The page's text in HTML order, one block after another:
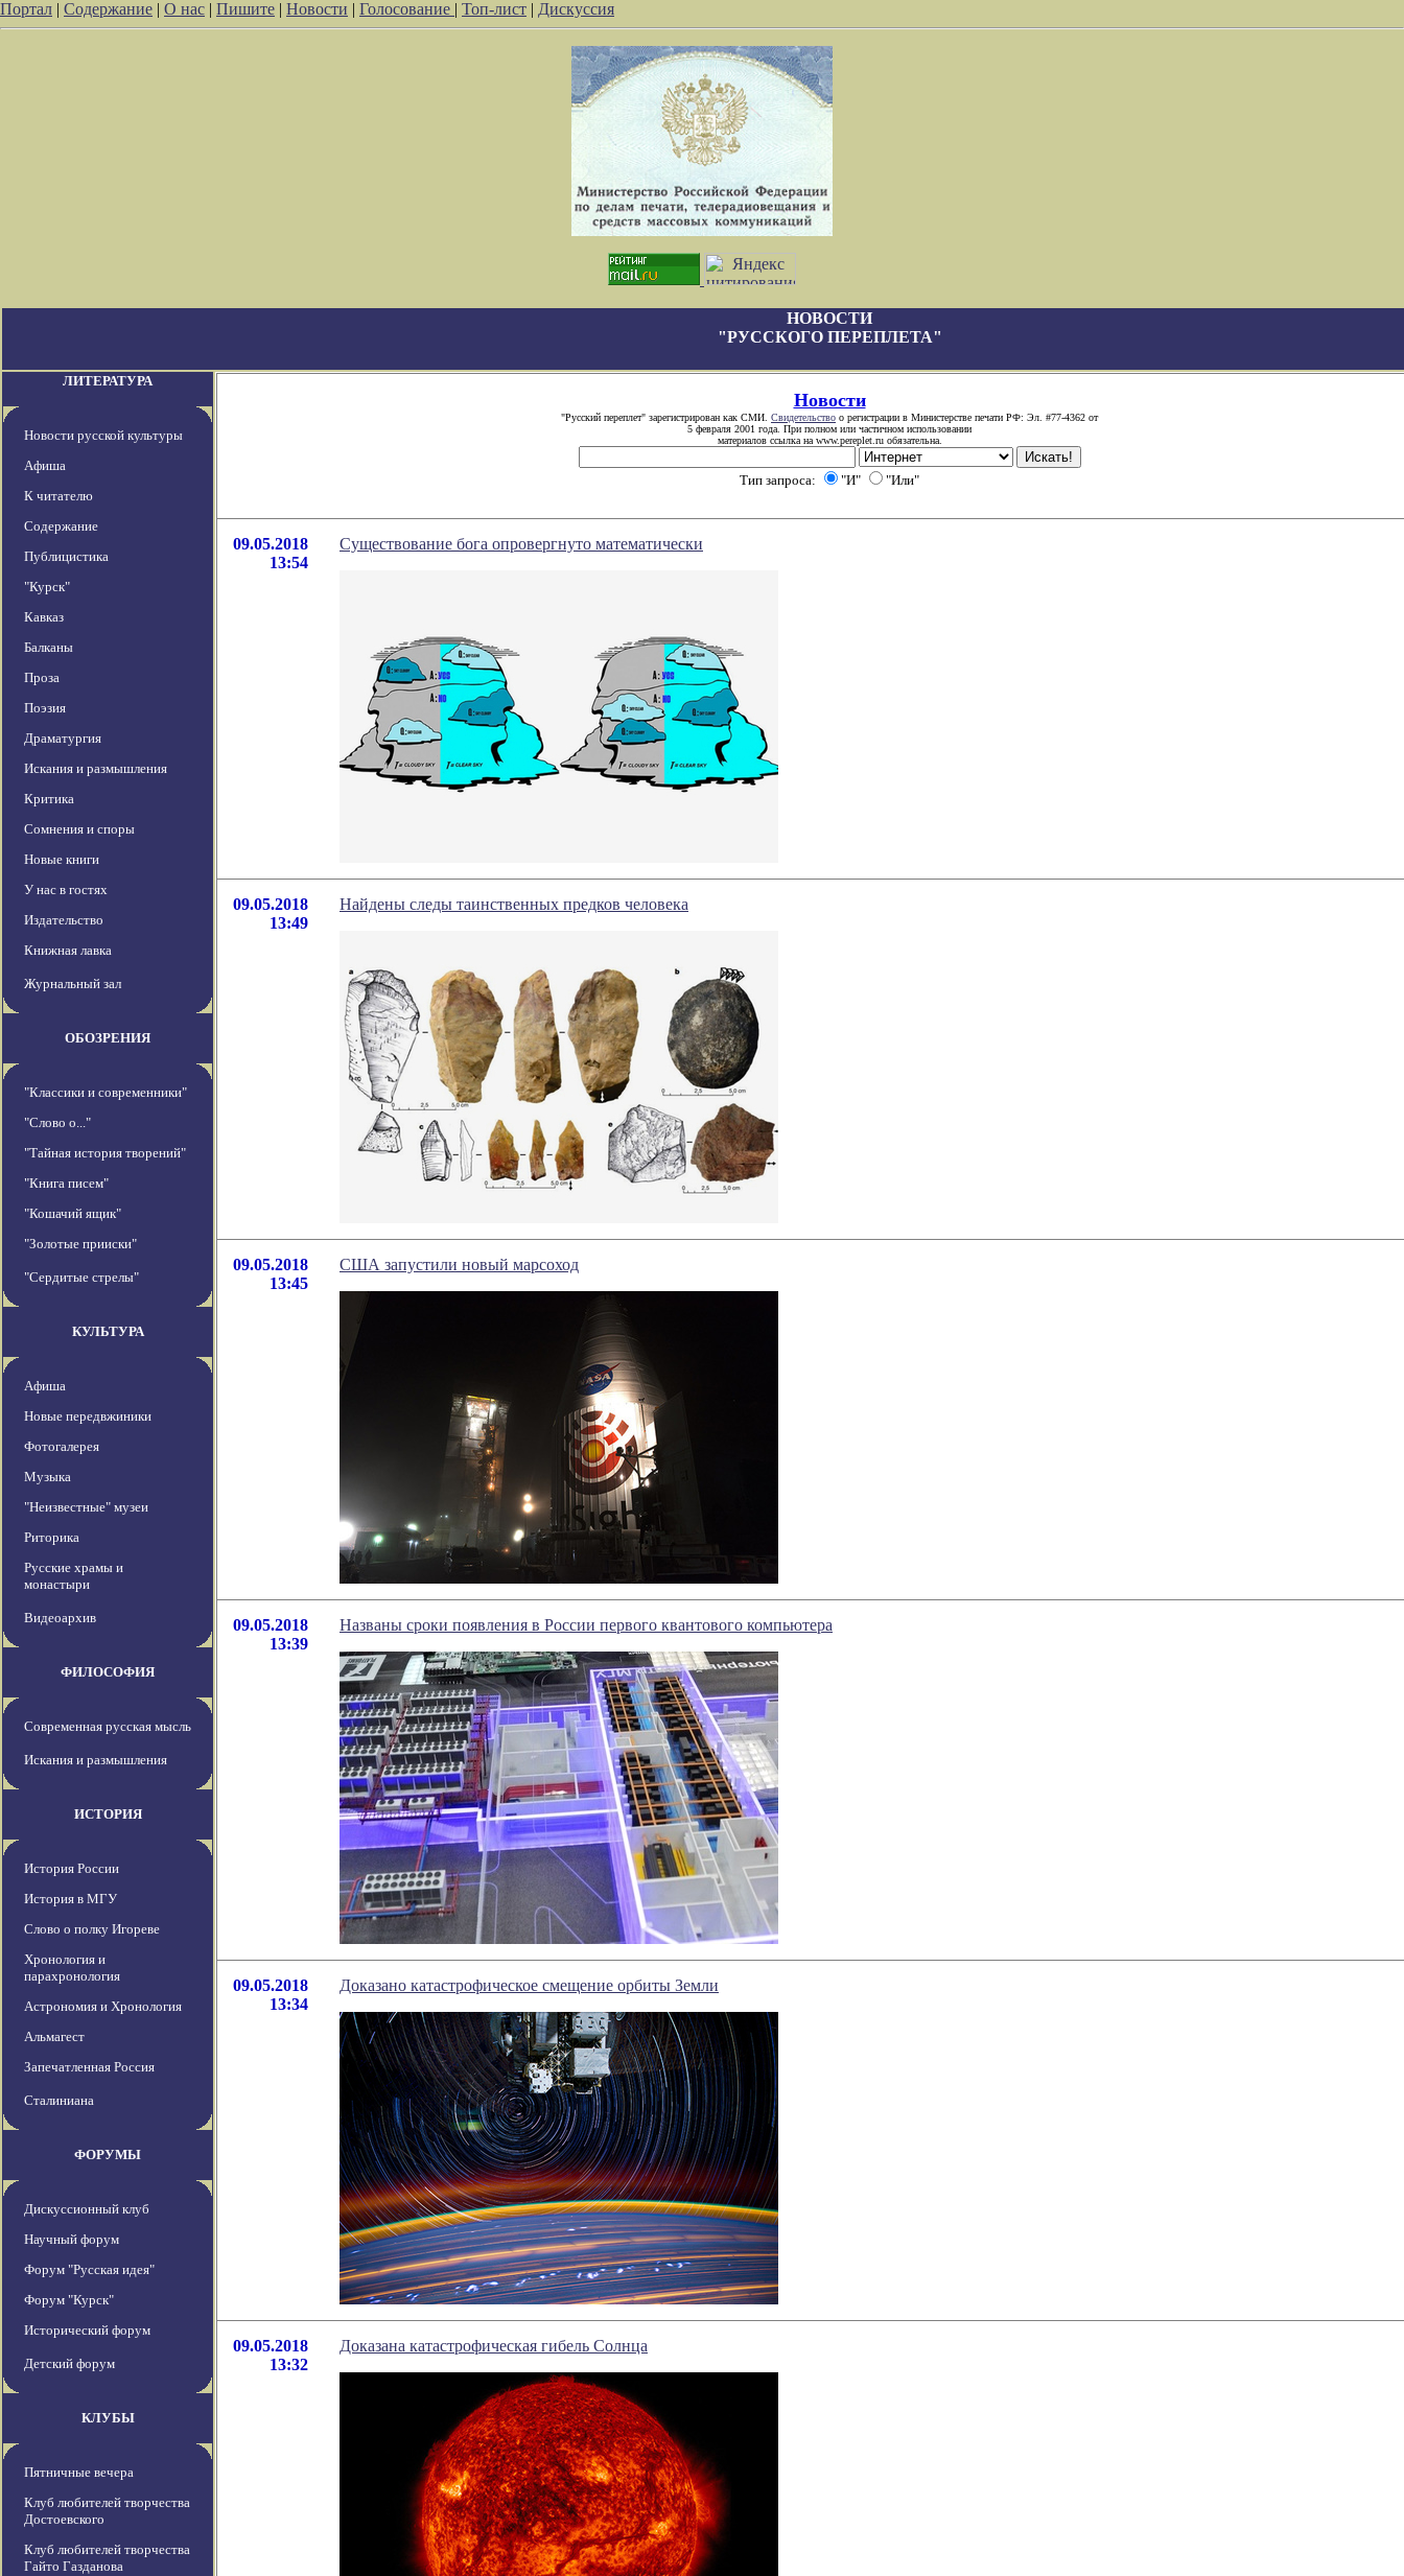
Портал | Содержание | О нас | Пишите | Новости | Голосование | Топ-лист | Дискуссия
НОВОСТИ
"РУССКОГО ПЕРЕПЛЕТА"
ЛИТЕРАТУРА
Новости русской культуры
Афиша
К читателю
Содержание
Публицистика
"Курск"
Кавказ
Балканы
Проза
Поэзия
Драматургия
Искания и размышления
Критика
Сомнения и споры
Новые книги
У нас в гостях
Издательство
Книжная лавка
Журнальный зал
ОБОЗРЕНИЯ
"Классики и современники"
"Слово о..."
"Тайная история творений"
"Книга писем"
"Кошачий ящик"
"Золотые прииски"
"Сердитые стрелы"
КУЛЬТУРА
Афиша
Новые передвжиники
Фотогалерея
Музыка
"Неизвестные" музеи
Риторика
Русские храмы и
монастыри
Видеоархив
ФИЛОСОФИЯ
Современная русская мысль
Искания и размышления
ИСТОРИЯ
История России
История в МГУ
Слово о полку Игореве
Хронология и
парахронология
Астрономия и Хронология
Альмагест
Запечатленная Россия
Сталиниана
ФОРУМЫ
Дискуссионный клуб
Научный форум
Форум "Русская идея"
Форум "Курск"
Исторический форум
Детский форум
КЛУБЫ
Пятничные вечера
Клуб любителей творчества
Достоевского
Клуб любителей творчества
Гайто Газданова
Новости
"Русский переплет" зарегистрирован как СМИ. Свидетельство о регистрации в Министерстве печати РФ: Эл. #77-4362 от
5 февраля 2001 года. При полном или частичном использовании
материалов ссылка на www.pereplet.ru обязательна.
Тип запроса: "И" "Или"
09.05.2018
13:54
Существование бога опровергнуто математически
09.05.2018
13:49
Найдены следы таинственных предков человека
09.05.2018
13:45
США запустили новый марсоход
09.05.2018
13:39
Названы сроки появления в России первого квантового компьютера
09.05.2018
13:34
Доказано катастрофическое смещение орбиты Земли
09.05.2018
13:32
Доказана катастрофическая гибель Солнца